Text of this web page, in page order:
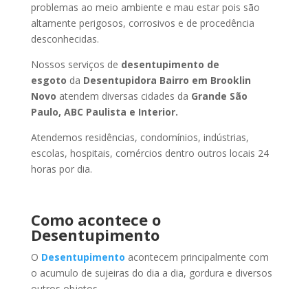
problemas ao meio ambiente e mau estar pois são
altamente perigosos, corrosivos e de procedência
desconhecidas.
Nossos serviços de desentupimento de
esgoto da Desentupidora Bairro em Brooklin
Novo atendem diversas cidades da Grande São
Paulo, ABC Paulista e Interior.
Atendemos residências, condomínios, indústrias,
escolas, hospitais, comércios dentro outros locais 24
horas por dia.
Como acontece o
Desentupimento
O Desentupimento acontecem principalmente com
o acumulo de sujeiras do dia a dia, gordura e diversos